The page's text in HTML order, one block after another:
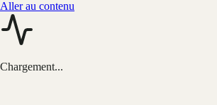
Aller au contenu
Chargement...